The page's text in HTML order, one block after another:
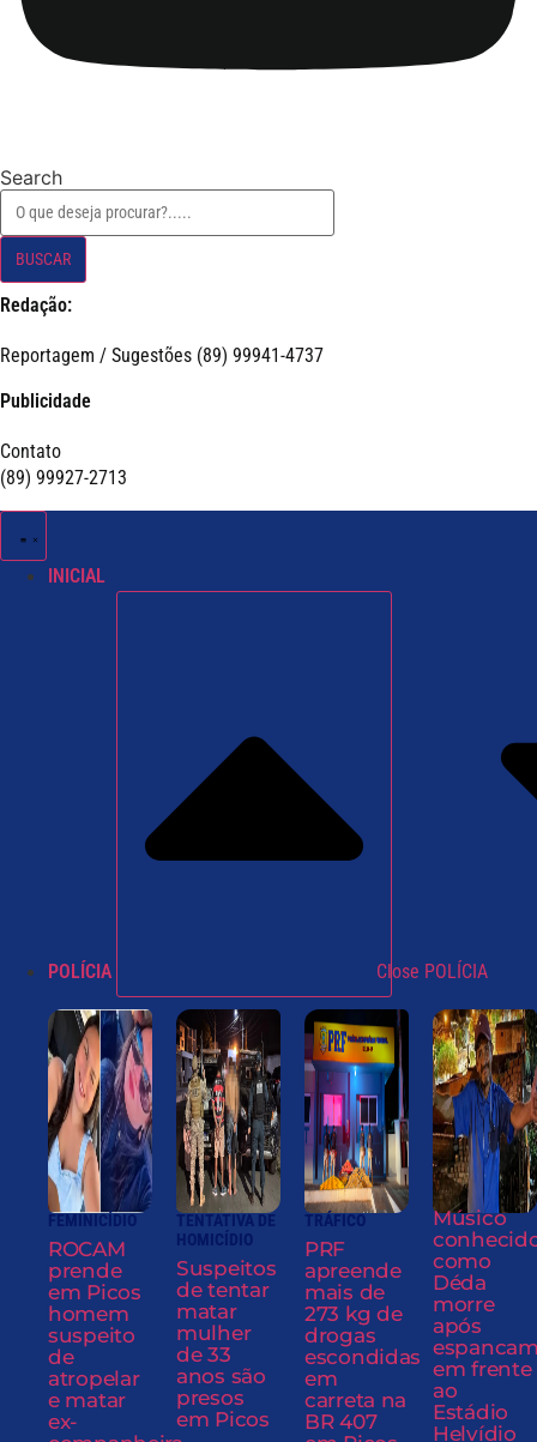
Search
BUSCAR
Redação:
Reportagem / Sugestões (89) 99941-4737
Publicidade
Contato
(89) 99927-2713
INICIAL
POLÍCIA Close POLÍCIA
FEMINICÍDIO
ROCAM
prende
em Picos
homem
suspeito
de
atropelar
e matar
ex-
TENTATIVA DE
HOMICÍDIO
Suspeitos
de tentar
matar
mulher
de 33
anos são
presos
em Picos
TRÁFICO
PRF
apreende
mais de
273 kg de
drogas
escondidas
em
carreta na
BR 407
Músico
como
Déda
morre
após
em frente
ao
Estádio
Helvídio